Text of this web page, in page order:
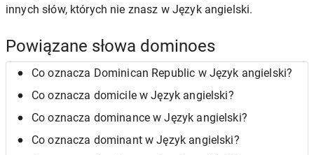
innych słów, których nie znasz w Język angielski.
Powiązane słowa dominoes
Co oznacza Dominican Republic w Język angielski?
Co oznacza domicile w Język angielski?
Co oznacza dominance w Język angielski?
Co oznacza dominant w Język angielski?